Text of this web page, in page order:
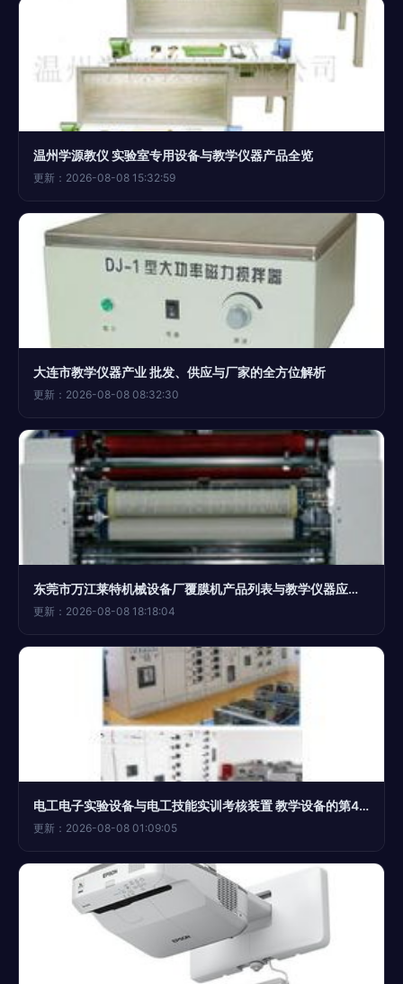
温州学源教仪 实验室专用设备与教学仪器产品全览
更新：2026-08-08 15:32:59
大连市教学仪器产业 批发、供应与厂家的全方位解析
更新：2026-08-08 08:32:30
东莞市万江莱特机械设备厂覆膜机产品列表与教学仪器应用指南
更新：2026-08-08 18:18:04
电工电子实验设备与电工技能实训考核装置 教学设备的第4页解析
更新：2026-08-08 01:09:05